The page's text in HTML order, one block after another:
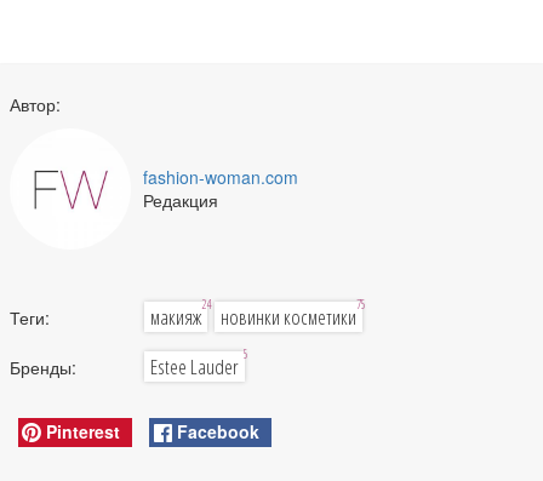
Автор:
fashion-woman.com
Редакция
Теги: макияж24 новинки косметики75
Бренды: Estee Lauder 5
Pinterest Facebook